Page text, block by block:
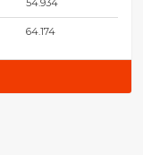
54.934
64.174